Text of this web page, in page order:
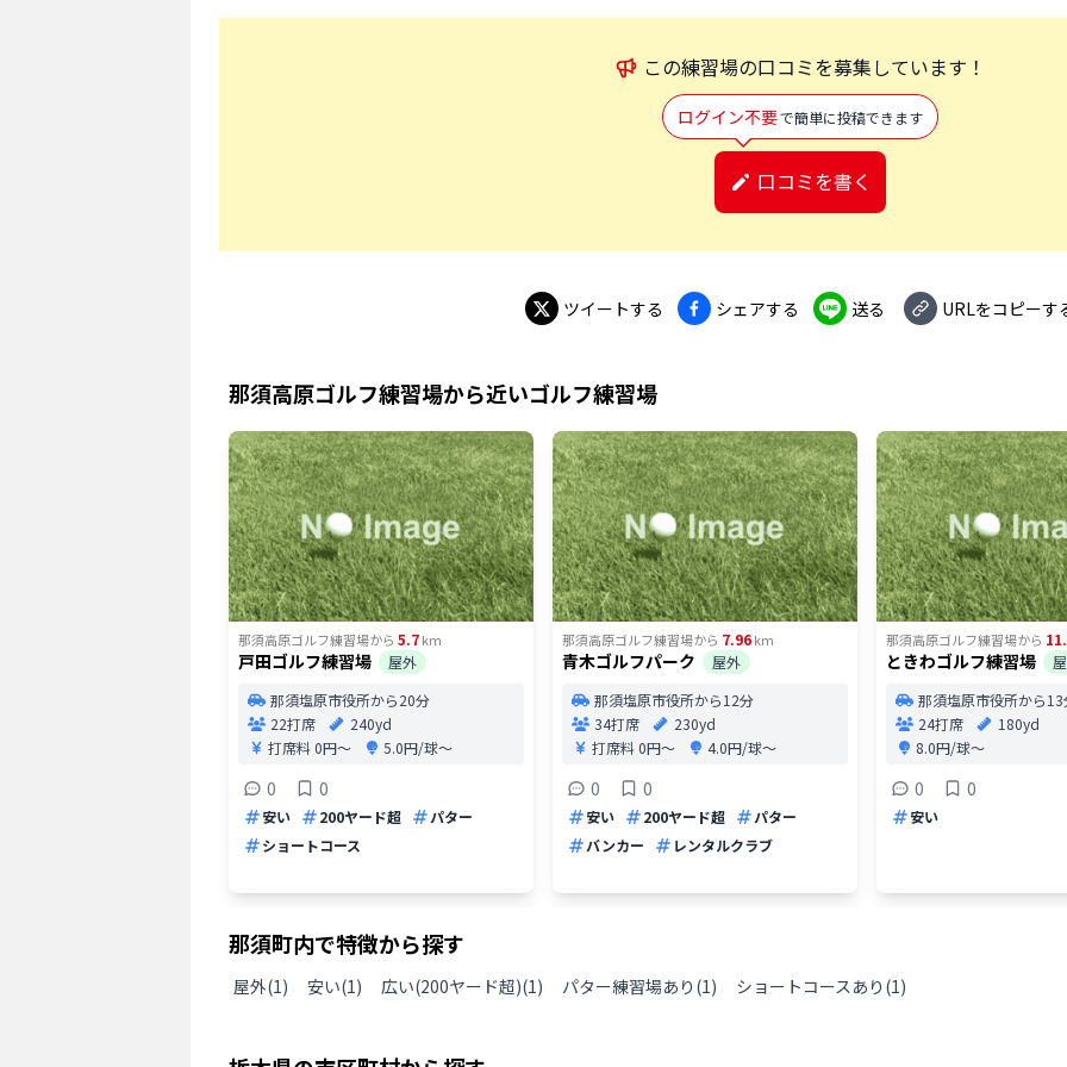
この練習場の口コミを募集しています！
ログイン不要で簡単に投稿できます
口コミを書く
ツイートする シェアする 送る URLをコピーす
那須高原ゴルフ練習場から近いゴルフ練習場
那須高原ゴルフ練習場から 5.7km
戸田ゴルフ練習場
屋外
那須塩原市役所から20分
22打席
240yd
打席料0円〜 5.0円/球〜
0 0
安い 200ヤード超
パター
ショートコース
那須高原ゴルフ練習場から 7.96km
青木ゴルフパーク
屋外
那須塩原市役所から12分
34打席
230yd
打席料0円〜 4.0円/球〜
0 0
安い 200ヤード超
パター
バンカー
レンタルクラブ
那須高原ゴルフ練習場から
ときわゴルフ練習場
那須塩原市役所から13
24打席
180yd
8.0円/球〜
0 0
安い
那須町内で特徴から探す
屋外(1) 安い(1) 広い(200ヤード超)(1) パター練習場あり (1) ショートコースあり (1)